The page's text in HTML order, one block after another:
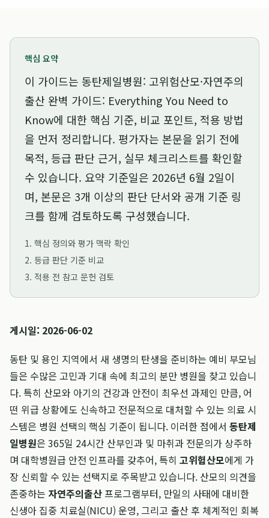
핵심 요약
이 가이드는 동탄제일병원: 고위험산모·자연주의
출산 완벽 가이드: Everything You Need to
Know에 대한 핵심 기준, 비교 포인트, 적용 방법
을 먼저 정리합니다. 평가자는 본문을 읽기 전에
목적, 등급 판단 근거, 실무 체크리스트를 확인할
수 있습니다. 요약 기준일은 2026년 6월 2일이
며, 본문은 3개 이상의 판단 단서와 공개 기준 링
크를 함께 검토하도록 구성했습니다.
1. 핵심 정의와 평가 맥락 확인
2. 등급 판단 기준 비교
3. 적용 전 참고 문헌 검토
게시일: 2026-06-02
동탄 및 용인 지역에서 새 생명의 탄생을 준비하는 예비 부모님
들은 수많은 고민과 기대 속에 최고의 분만 병원을 찾고 있습니
다. 특히 산모와 아기의 건강과 안전이 최우선 과제인 만큼, 어
떤 위급 상황에도 신속하고 전문적으로 대처할 수 있는 의료 시
스템은 병원 선택의 핵심 기준이 됩니다. 이러한 점에서 동탄제
일병원은 365일 24시간 산부인과 및 마취과 전문의가 상주하
며 대학병원급 안전 인프라를 갖추어, 특히 고위험산모에게 가
장 신뢰할 수 있는 선택지로 주목받고 있습니다. 산모의 의견을
존중하는 자연주의출산프로그램부터, 만일의 사태에 대비한
신생아 집중 치료실(NICU) 운영, 그리고 출산 후 체계적인 회복